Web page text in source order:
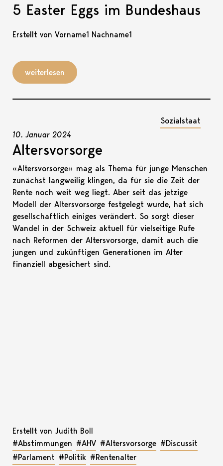
5 Easter Eggs im Bundeshaus
Erstellt von Vorname1 Nachname1
weiterlesen
Sozialstaat
10. Januar 2024
Altersvorsorge
«Altersvorsorge» mag als Thema für junge Menschen
zunächst langweilig klingen, da für sie die Zeit der
Rente noch weit weg liegt. Aber seit das jetzige
Modell der Altersvorsorge festgelegt wurde, hat sich
gesellschaftlich einiges verändert. So sorgt dieser
Wandel in der Schweiz aktuell für vielseitige Rufe
nach Reformen der Altersvorsorge, damit auch die
jungen und zukünftigen Generationen im Alter
finanziell abgesichert sind.
Erstellt von Judith Boll
#Abstimmungen #AHV #Altersvorsorge #Discussit
#Parlament #Politik #Rentenalter